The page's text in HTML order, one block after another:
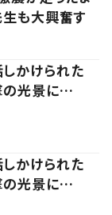
も大興奮す
かけられた
の光景に…
かけられた
の光景に…